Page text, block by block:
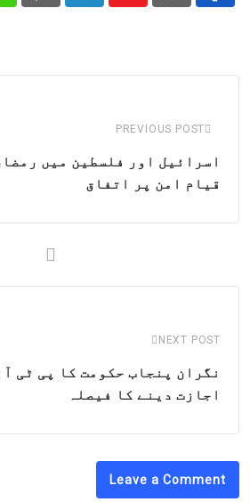
Youtube
PREVIOUS POST
اسرائیل اور فلسطین میں
قیام امن پر اتفاق
NEXT POST
نگران پنجاب حکومت کا پی ٹی
اجازت دینے کا فیصلہ
Leave a Comment